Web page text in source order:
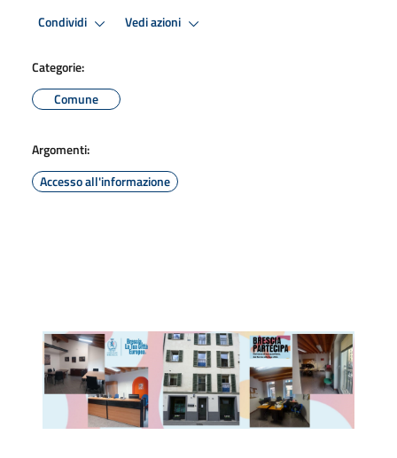
Condividi Vedi azioni
Categorie:
Comune
Argomenti:
Accesso all'informazione